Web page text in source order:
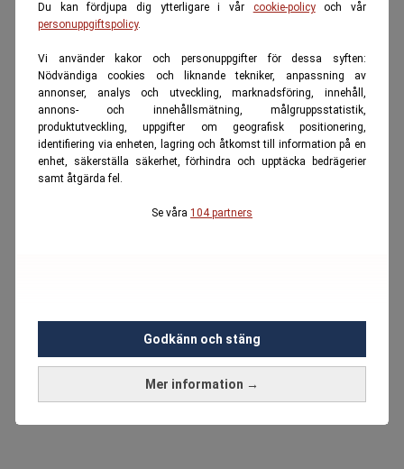
Du kan fördjupa dig ytterligare i vår cookie-policyoch vår
personuppgiftspolicy.
Vi använder kakor och personuppgifter för dessa syften:
Nödvändiga cookies och liknande tekniker, anpassning av
annonser, analys och utveckling, marknadsföring, innehåll,
annons- och innehållsmätning, målgruppsstatistik,
produktutveckling, uppgifter om geografisk positionering,
identifiering via enheten, lagring och åtkomst till information på en
enhet, säkerställa säkerhet, förhindra och upptäcka bedrägerier
samt åtgärda fel.
Se våra 104 partners
Mer information →
Godkänn och stäng